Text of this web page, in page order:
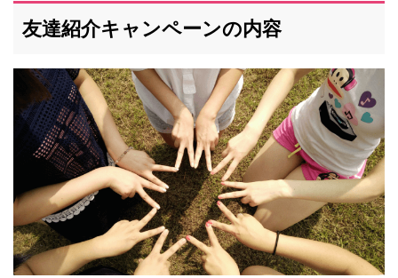
友達紹介キャンペーンの内容